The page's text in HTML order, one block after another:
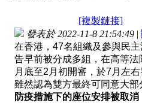
[複製鏈接]
發表於 2022-11-8 21:54:49 |
在香港，47名組織及參與民
告早前被分成多組，在高等
月底至2月初開審，於7月左
雖然認為雙方最終可同意大
防疫措施下的座位安排被取